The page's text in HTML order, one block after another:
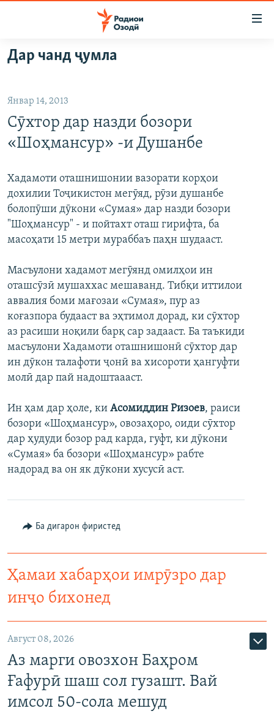
Ҷаҳиш
ба
аслӣ
Ҷаҳиш
ба
феҳристи
Ҷаҳиш
ҷустор
ГӮШАҲО
ОСИЁИ МАРКАЗӢ
ФАРҲАНГ
МЕҲМОНИ ОЗОДӢ
ВАРЗИШ
РӮЗГОРИ МУҲОҶИР
САЛОМ, ХОҲАР
ТАҲҚИҚОТ
ҶАНГ ДАР УКРАИНА
НАЗАРИ МАРДУМ
БЛОГИСТОН
ОЗОДӢ ОНЛАЙН
ЧАНДРАСОНАӢ
ВИДЕО
ГУЗОРИШҲОИ РАДИОӢ
РӮЙХАТҲО
КИТОБҲОИ ОЗОДӢ
Русский
ПАЙГИРӢ КУНЕД
Ҳамаи сомонаҳои RFE/RL
Дар чанд ҷумла
Январ 14, 2013
Сӯхтор дар назди бозори
«Шоҳмансур» -и Душанбе
Хадамоти оташнишонии вазорати корҳои
дохилии Тоҷикистон мегӯяд, рӯзи душанбе
болопӯши дӯкони «Сумая» дар назди бозори
"Шоҳмансур" - и пойтахт оташ гирифта, ба
масоҳати 15 метри мураббаъ паҳн шудааст.
Масъулони хадамот мегӯянд омилҳои ин
оташсӯзӣ мушаххас мешаванд. Тибқи иттилои
аввалия боми мағозаи «Сумая», пур аз
коғазпора будааст ва эҳтимол дорад, ки сӯхтор
аз расиши ноқили барқ сар задааст. Ба таъкиди
масъулони Хадамоти оташнишонӣ сӯхтор дар
ин дӯкон талафоти ҷонӣ ва хисороти ҳангуфти
молӣ дар пай надоштаааст.
Ин ҳам дар ҳоле, ки Асомиддин Ризоев, раиси
бозори «Шоҳмансур», овозаҳоро, оиди сӯхтор
дар ҳудуди бозор рад карда, гуфт, ки дӯкони
«Сумая» ба бозори «Шоҳмансур» рабте
надорад ва он як дӯкони хусусӣ аст.
Ба дигарон фиристед
Ҳамаи хабарҳои имрӯзро дар
инҷо бихонед
Август 08, 2026
Аз марги овозхон Баҳром
Ғафурӣ шаш сол гузашт. Вай
имсол 50-сола мешуд